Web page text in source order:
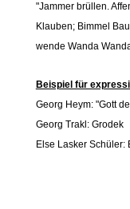
"Jammer brüllen.
Klauben; Bimmel
wende Wanda
Beispiel für
Georg Heym: "Gott
Georg Trakl: Grodek
Else Lasker Schüler: